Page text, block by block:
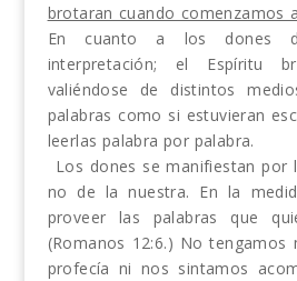
brotaran cuando comenzamos
En cuanto a los dones
interpretación; el Espíritu
valiéndose de distintos
palabras como si estuvieran
leerlas palabra por palabra.
Los dones se manifiestan por
no de la nuestra. En la
proveer las palabras que
(Roma­nos 12:6.) No tengamos
profecía ni nos sintamos